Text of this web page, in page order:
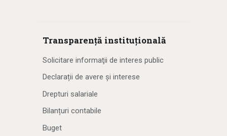
Transparență instituțională
Solicitare informaţii de interes public
Declarații de avere și interese
Drepturi salariale
Bilanțuri contabile
Buget